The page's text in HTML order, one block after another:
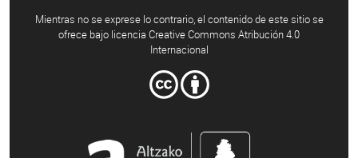
Mientras no se exprese lo contrario, el contenido de este sitio se
ofrece bajo licencia Creative Commons Atribución 4.0
Internacional